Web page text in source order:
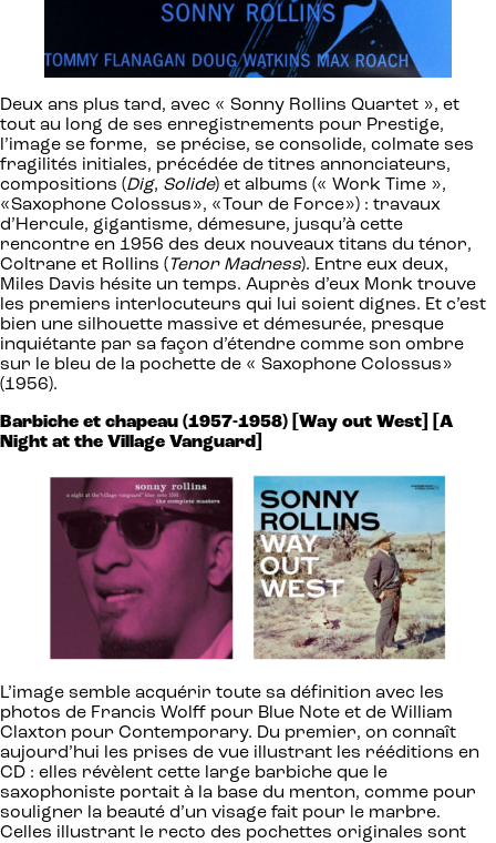
Deux ans plus tard, avec « Sonny Rollins Quartet », et
tout au long de ses enregistrements pour Prestige,
l’image se forme, se précise, se consolide, colmate ses
fragilités initiales, précédée de titres annonciateurs,
compositions (Dig, Solide) et albums (« Work Time »,
«Saxophone Colossus», «Tour de Force») : travaux
d’Hercule, gigantisme, démesure, jusqu’à cette
rencontre en 1956 des deux nouveaux titans du ténor,
Coltrane et Rollins (Tenor Madness). Entre eux deux,
Miles Davis hésite un temps. Auprès d’eux Monk trouve
les premiers interlocuteurs qui lui soient dignes. Et c’est
bien une silhouette massive et démesurée, presque
inquiétante par sa façon d’étendre comme son ombre
sur le bleu de la pochette de « Saxophone Colossus»
(1956).
Barbiche et chapeau (1957-1958) [Way out West] [A
Night at the Village Vanguard]
L’image semble acquérir toute sa définition avec les
photos de Francis Wolff pour Blue Note et de William
Claxton pour Contemporary. Du premier, on connaît
aujourd’hui les prises de vue illustrant les rééditions en
CD : elles révèlent cette large barbiche que le
saxophoniste portait à la base du menton, comme pour
souligner la beauté d’un visage fait pour le marbre.
Celles illustrant le recto des pochettes originales sont